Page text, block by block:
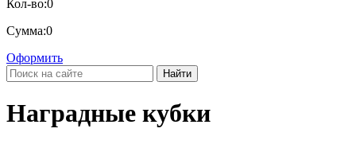
Кол-во:0
Сумма:0
Оформить
Найти
Наградные кубки